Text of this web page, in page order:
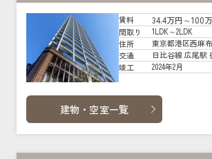
賃料 34.4万円～100
間取り
1LDK～2LDK
住所
東京都港区西麻
交通
日比谷線 広尾駅
竣工
2024年2月
建物・空室一覧